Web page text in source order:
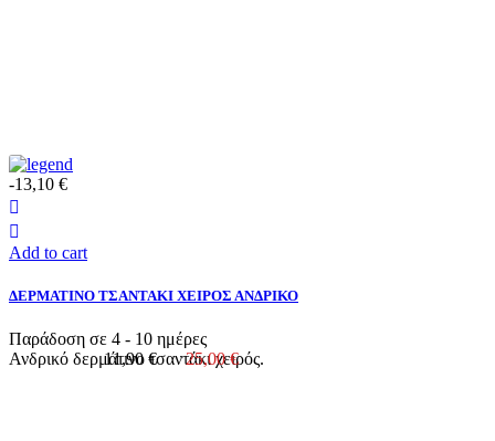
-13,10 €
Add to cart
ΔΕΡΜΑΤΙΝΟ ΤΣΑΝΤΑΚΙ ΧΕΙΡΟΣ ΑΝΔΡΙΚΟ
Παράδοση σε 4 - 10 ημέρες
11,90 €
25,00 €
Ανδρικό δερμάτινο τσαντάκι χειρός.